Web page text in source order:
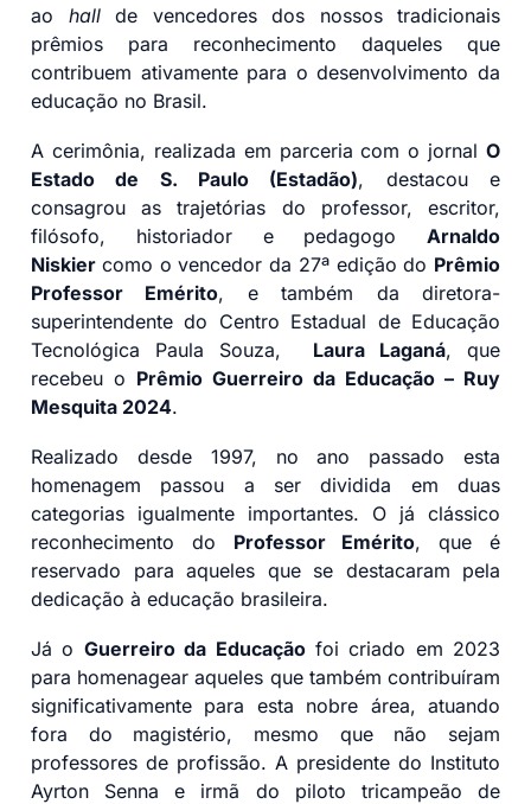
ao hall de vencedores dos nossos tradicionais
prêmios para reconhecimento daqueles que
contribuem ativamente para o desenvolvimento da
educação no Brasil.
A cerimônia, realizada em parceria com o jornal O
Estado de S. Paulo (Estadão), destacou e
consagrou as trajetórias do professor, escritor,
filósofo, historiador e pedagogo Arnaldo
Niskier como o vencedor da 27ª edição do Prêmio
Professor Emérito, e também da diretora-
superintendente do Centro Estadual de Educação
Tecnológica Paula Souza, Laura Laganá, que
recebeu o Prêmio Guerreiro da Educação – Ruy
Mesquita 2024.
Realizado desde 1997, no ano passado esta
homenagem passou a ser dividida em duas
categorias igualmente importantes. O já clássico
reconhecimento do Professor Emérito, que é
reservado para aqueles que se destacaram pela
dedicação à educação brasileira.
Já o Guerreiro da Educaçãofoi criado em 2023
para homenagear aqueles que também contribuíram
significativamente para esta nobre área, atuando
fora do magistério, mesmo que não sejam
professores de profissão. A presidente do Instituto
Ayrton Senna e irmã do piloto tricampeão de